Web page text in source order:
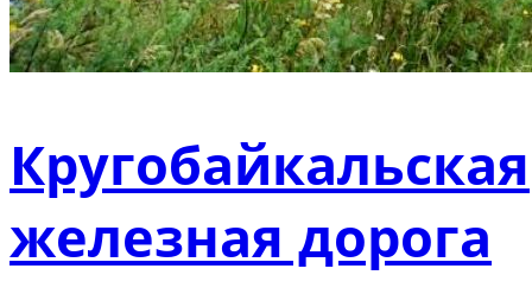
Кругобайкальская
железная дорога